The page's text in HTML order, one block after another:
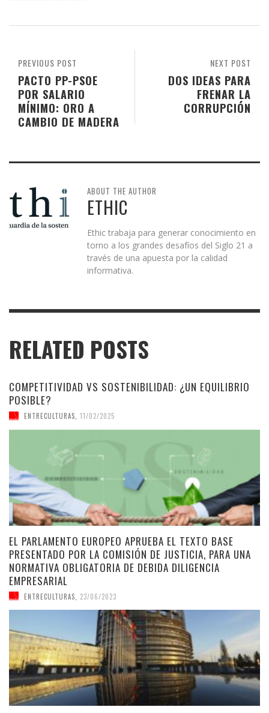
NEXT POST
DOS IDEAS PARA
FRENAR LA
CORRUPCIÓN
PREVIOUS POST
PACTO PP-PSOE
POR SALARIO
MÍNIMO: ORO A
CAMBIO DE MADERA
ABOUT THE AUTHOR
ETHIC
Ethic trabaja para generar conocimiento en
torno a los grandes desafíos del Siglo 21 a
través de una apuesta por la calidad
informativa.
RELATED POSTS
COMPETITIVIDAD VS SOSTENIBILIDAD: ¿UN EQUILIBRIO
POSIBLE?
ENTRECULTURAS 11/02/2025
EL PARLAMENTO EUROPEO APRUEBA EL TEXTO BASE
PRESENTADO POR LA COMISIÓN DE JUSTICIA, PARA UNA
NORMATIVA OBLIGATORIA DE DEBIDA DILIGENCIA
EMPRESARIAL
ENTRECULTURAS 23/06/2023